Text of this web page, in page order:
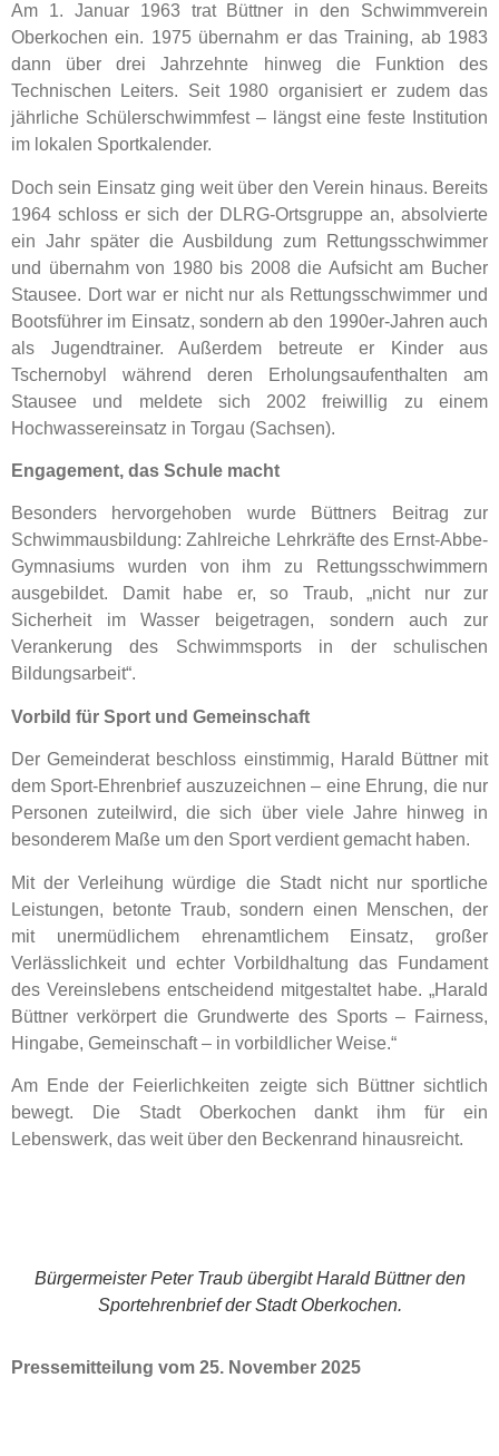
Am 1. Januar 1963 trat Büttner in den Schwimmverein
Oberkochen ein. 1975 übernahm er das Training, ab 1983
dann über drei Jahrzehnte hinweg die Funktion des
Technischen Leiters. Seit 1980 organisiert er zudem das
jährliche Schülerschwimmfest – längst eine feste Institution
im lokalen Sportkalender.
Doch sein Einsatz ging weit über den Verein hinaus. Bereits
1964 schloss er sich der DLRG-Ortsgruppe an, absolvierte
ein Jahr später die Ausbildung zum Rettungsschwimmer
und übernahm von 1980 bis 2008 die Aufsicht am Bucher
Stausee. Dort war er nicht nur als Rettungsschwimmer und
Bootsführer im Einsatz, sondern ab den 1990er-Jahren auch
als Jugendtrainer. Außerdem betreute er Kinder aus
Tschernobyl während deren Erholungsaufenthalten am
Stausee und meldete sich 2002 freiwillig zu einem
Hochwassereinsatz in Torgau (Sachsen).
Engagement, das Schule macht
Besonders hervorgehoben wurde Büttners Beitrag zur
Schwimmausbildung: Zahlreiche Lehrkräfte des Ernst-Abbe-
Gymnasiums wurden von ihm zu Rettungsschwimmern
ausgebildet. Damit habe er, so Traub, „nicht nur zur
Sicherheit im Wasser beigetragen, sondern auch zur
Verankerung des Schwimmsports in der schulischen
Bildungsarbeit“.
Vorbild für Sport und Gemeinschaft
Der Gemeinderat beschloss einstimmig, Harald Büttner mit
dem Sport-Ehrenbrief auszuzeichnen – eine Ehrung, die nur
Personen zuteilwird, die sich über viele Jahre hinweg in
besonderem Maße um den Sport verdient gemacht haben.
Mit der Verleihung würdige die Stadt nicht nur sportliche
Leistungen, betonte Traub, sondern einen Menschen, der
mit unermüdlichem ehrenamtlichem Einsatz, großer
Verlässlichkeit und echter Vorbildhaltung das Fundament
des Vereinslebens entscheidend mitgestaltet habe. „Harald
Büttner verkörpert die Grundwerte des Sports – Fairness,
Hingabe, Gemeinschaft – in vorbildlicher Weise.“
Am Ende der Feierlichkeiten zeigte sich Büttner sichtlich
bewegt. Die Stadt Oberkochen dankt ihm für ein
Lebenswerk, das weit über den Beckenrand hinausreicht.
Bürgermeister Peter Traub übergibt Harald Büttner den
Sportehrenbrief der Stadt Oberkochen.
Pressemitteilung vom 25. November 2025